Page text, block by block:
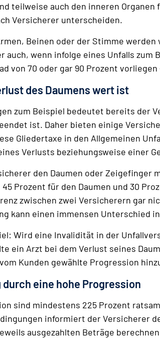
teilweise auch den inneren
Versicherer unterscheiden.
Beinen oder der Stimme
auch, wenn infolge eines Unfalls
von 70 oder gar 90 Prozent vorliegen
des Daumens wert ist
zum Beispiel bedeutet bereits der
ist. Daher bieten einige
Gliedertaxe in den Allgemeinen
Verlusts beziehungsweise einer
den Daumen oder
Prozent für den Daumen und 30
zwischen zwei Versicherern gar
kann einen immensen Unterschied
Wird eine Invalidität in der
ein Arzt bei dem Verlust seines
Kunden gewählte Progression
eine hohe Progression
sind mindestens 225 Prozent
informiert der Versicherer
ausgezahlten Beträge